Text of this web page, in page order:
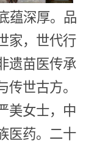
蕴深厚。品
家，世代行
遗苗医传承
传世古方。
美女士，中
医药。二十